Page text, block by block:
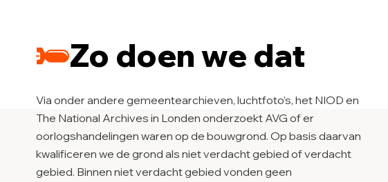
Zo doen we dat
Via onder andere gemeentearchieven, luchtfoto’s, het NIOD en
The National Archives in Londen onderzoekt AVG of er
oorlogshandelingen waren op de bouwgrond. Op basis daarvan
kwalificeren we de grond als niet verdacht gebied of verdacht
gebied. Binnen niet verdacht gebied vonden geen